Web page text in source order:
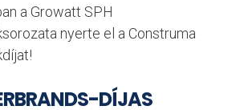
a Growatt SPH
nyerte el a Construma
DÍJAS